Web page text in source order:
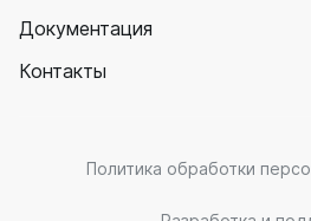
Документация
Контакты
Политика обработки